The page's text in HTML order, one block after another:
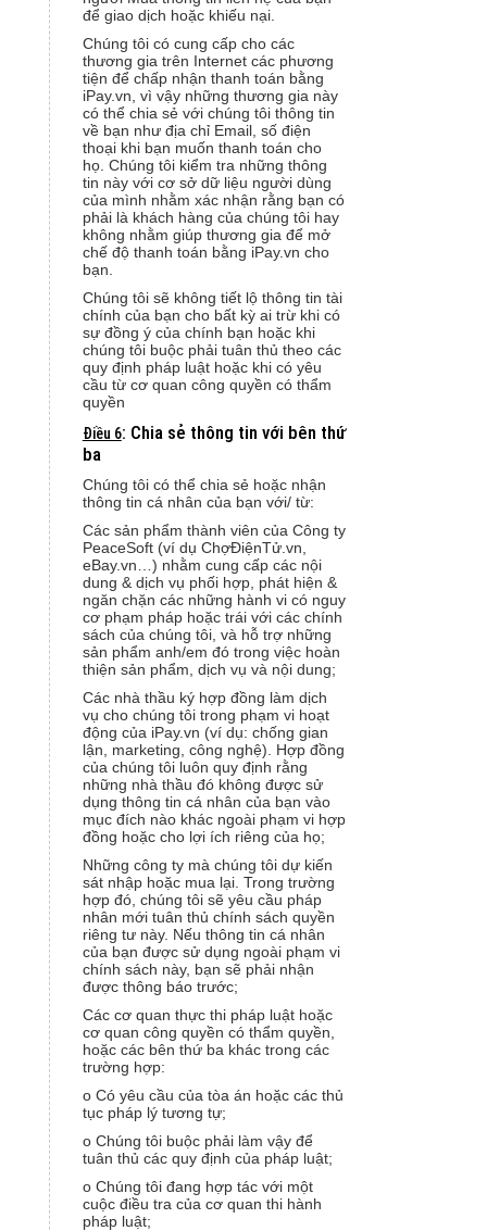
để giao dịch hoặc khiếu nại.
Chúng tôi có cung cấp cho các
thương gia trên Internet các phương
tiện để chấp nhận thanh toán bằng
iPay.vn, vì vậy những thương gia này
có thể chia sẻ với chúng tôi thông tin
về bạn như địa chỉ Email, số điện
thoại khi bạn muốn thanh toán cho
họ. Chúng tôi kiểm tra những thông
tin này với cơ sở dữ liệu người dùng
của mình nhằm xác nhận rằng bạn có
phải là khách hàng của chúng tôi hay
không nhằm giúp thương gia để mở
chế độ thanh toán bằng iPay.vn cho
bạn.
Chúng tôi sẽ không tiết lộ thông tin tài
chính của bạn cho bất kỳ ai trừ khi có
sự đồng ý của chính bạn hoặc khi
chúng tôi buộc phải tuân thủ theo các
quy định pháp luật hoặc khi có yêu
cầu từ cơ quan công quyền có thẩm
quyền
Điều 6: Chia sẻ thông tin với bên thứ
ba
Chúng tôi có thể chia sẻ hoặc nhận
thông tin cá nhân của bạn với/ từ:
Các sản phẩm thành viên của Công ty
PeaceSoft (ví dụ ChợĐiệnTử.vn,
eBay.vn…) nhằm cung cấp các nội
dung & dịch vụ phối hợp, phát hiện &
ngăn chặn các những hành vi có nguy
cơ phạm pháp hoặc trái với các chính
sách của chúng tôi, và hỗ trợ những
sản phẩm anh/em đó trong việc hoàn
thiện sản phẩm, dịch vụ và nội dung;
Các nhà thầu ký hợp đồng làm dịch
vụ cho chúng tôi trong phạm vi hoạt
động của iPay.vn (ví dụ: chống gian
lận, marketing, công nghệ). Hợp đồng
của chúng tôi luôn quy định rằng
những nhà thầu đó không được sử
dụng thông tin cá nhân của bạn vào
mục đích nào khác ngoài phạm vi hợp
đồng hoặc cho lợi ích riêng của họ;
Những công ty mà chúng tôi dự kiến
sát nhập hoặc mua lại. Trong trường
hợp đó, chúng tôi sẽ yêu cầu pháp
nhân mới tuân thủ chính sách quyền
riêng tư này. Nếu thông tin cá nhân
của bạn được sử dụng ngoài phạm vi
chính sách này, bạn sẽ phải nhận
được thông báo trước;
Các cơ quan thực thi pháp luật hoặc
cơ quan công quyền có thẩm quyền,
hoặc các bên thứ ba khác trong các
trường hợp:
o Có yêu cầu của tòa án hoặc các thủ
tục pháp lý tương tự;
o Chúng tôi buộc phải làm vậy để
tuân thủ các quy định của pháp luật;
o Chúng tôi đang hợp tác với một
cuộc điều tra của cơ quan thi hành
pháp luật;